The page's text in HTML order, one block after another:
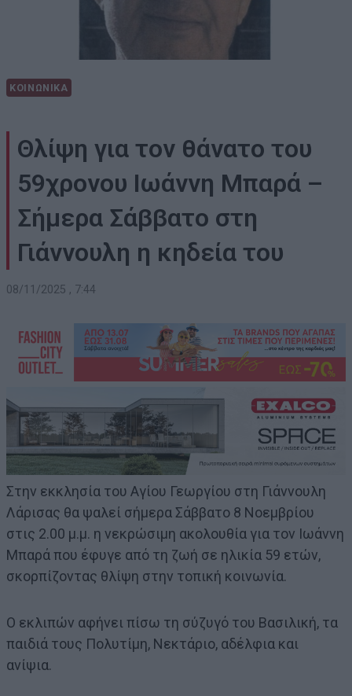
ΚΟΙΝΩΝΙΚΑ
Θλίψη για τον θάνατο του
59χρονου Ιωάννη Μπαρά –
Σήμερα Σάββατο στη
Γιάννουλη η κηδεία του
08/11/2025 , 7:44
Στην εκκλησία του Αγίου Γεωργίου στη Γιάννουλη
Λάρισας θα ψαλεί σήμερα Σάββατο 8 Νοεμβρίου
στις 2.00 μ.μ. η νεκρώσιμη ακολουθία για τον Ιωάννη
Μπαρά που έφυγε από τη ζωή σε ηλικία 59 ετών,
σκορπίζοντας θλίψη στην τοπική κοινωνία.
Ο εκλιπών αφήνει πίσω τη σύζυγό του Βασιλική, τα
παιδιά τους Πολυτίμη, Νεκτάριο, αδέλφια και
ανίψια.